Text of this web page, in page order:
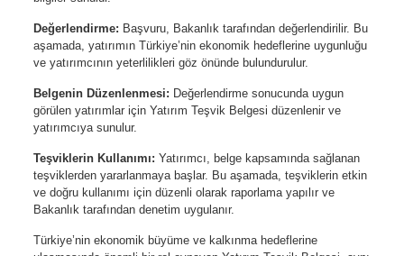
Değerlendirme: Başvuru, Bakanlık tarafından değerlendirilir. Bu
aşamada, yatırımın Türkiye’nin ekonomik hedeflerine uygunluğu
ve yatırımcının yeterlilikleri göz önünde bulundurulur.
Belgenin Düzenlenmesi: Değerlendirme sonucunda uygun
görülen yatırımlar için Yatırım Teşvik Belgesi düzenlenir ve
yatırımcıya sunulur.
Teşviklerin Kullanımı: Yatırımcı, belge kapsamında sağlanan
teşviklerden yararlanmaya başlar. Bu aşamada, teşviklerin etkin
ve doğru kullanımı için düzenli olarak raporlama yapılır ve
Bakanlık tarafından denetim uygulanır.
Türkiye’nin ekonomik büyüme ve kalkınma hedeflerine